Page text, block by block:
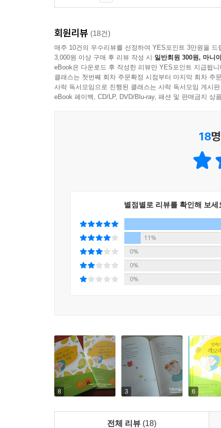
회원리뷰 (18건)
매주 10건의 우수리뷰를 선정하여 YES포인트 3만원을 드
3,000원 이상 구매 후 리뷰 작성 시 일반회원 300원, 마니
eBook은 다운로드 후 작성한 리뷰만 YES포인트 지급됩니
클래스는 첫번째 회차 주문확정 시점부터 마지막 회차 주
사락 독서모임으로 진행된 클래스는 사락 독서모임 게시
eBook 페이백, CD/LP, DVD/Blu-ray, 패션 및 판매금지 상
18
별점별로 리뷰를 확인해 보세
11%
0%
0%
0%
8 3 6
전체 리뷰 (18)